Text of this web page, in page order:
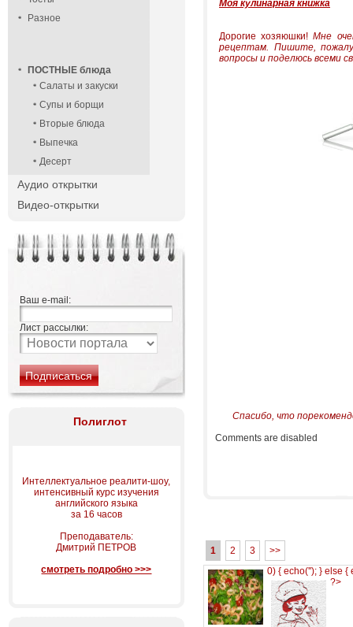
Разное
ПОСТНЫЕ блюда
Салаты и закуски
Супы и борщи
Вторые блюда
Выпечка
Десерт
Аудио открытки
Видео-открытки
Ваш e-mail:
Лист рассылки:
Полиглот
Интеллектуальное реалити-шоу,
интенсивный курс изучения
английского языка
за 16 часов
Преподаватель:
Дмитрий ПЕТРОВ
смотреть подробно >>>
Моя кулинарная книжка
Дорогие хозяюшки!Мне
рецептам. Пишите,
вопросы и поделюсь всеми
Спасибо, что
Comments are disabled
1 2 3
>>
0) { echo(''); } else {
?>